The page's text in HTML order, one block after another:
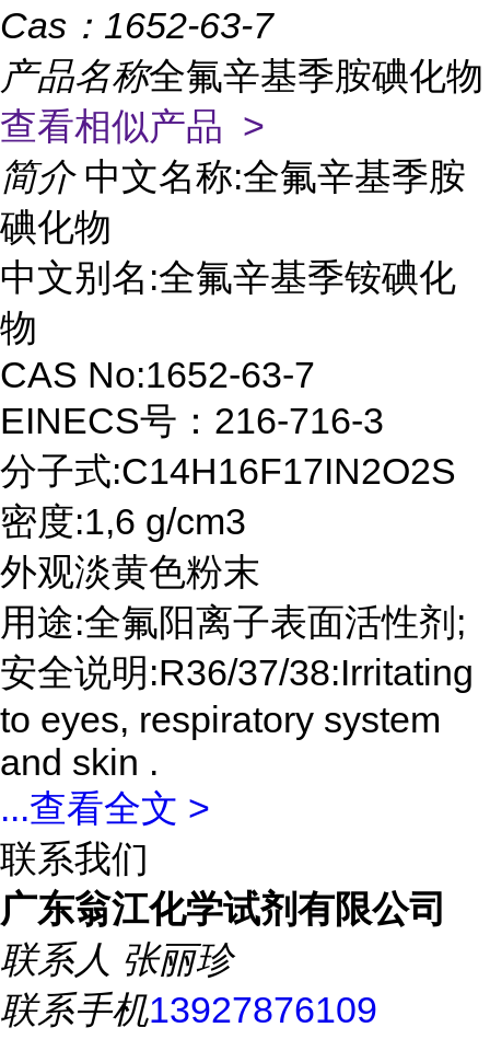
Cas： 1652-63-7
产品名称全氟辛基季胺碘化物
查看相似产品 >
简介 中文名称:全氟辛基季胺
碘化物
中文别名:全氟辛基季铵碘化
物
CAS No:1652-63-7
EINECS号：216-716-3
分子式:C14H16F17IN2O2S
密度:1,6 g/cm3
外观淡黄色粉末
用途:全氟阳离子表面活性剂;
安全说明:R36/37/38:Irritating
to eyes, respiratory system
and skin .
...查看全文 >
联系我们
广东翁江化学试剂有限公司
联系人 张丽珍
联系手机13927876109